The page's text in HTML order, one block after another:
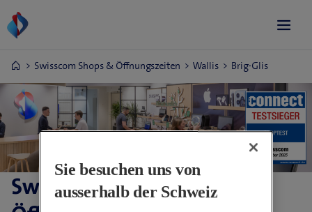
Swisscom Shops & Öffnungszeiten Wallis Brig-Glis
Swisscom Shops &
Sie besuchen uns von
ausserhalb der Schweiz